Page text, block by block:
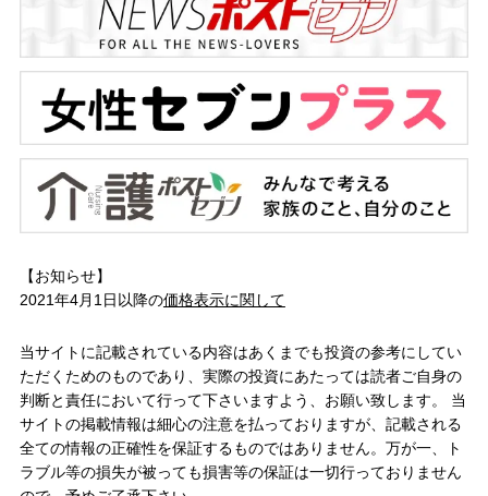
【お知らせ】
2021年4月1日以降の価格表示に関して
当サイトに記載されている内容はあくまでも投資の参考にしてい
ただくためのものであり、実際の投資にあたっては読者ご自身の
判断と責任において行って下さいますよう、お願い致します。 当
サイトの掲載情報は細心の注意を払っておりますが、記載される
全ての情報の正確性を保証するものではありません。万が一、ト
ラブル等の損失が被っても損害等の保証は一切行っておりません